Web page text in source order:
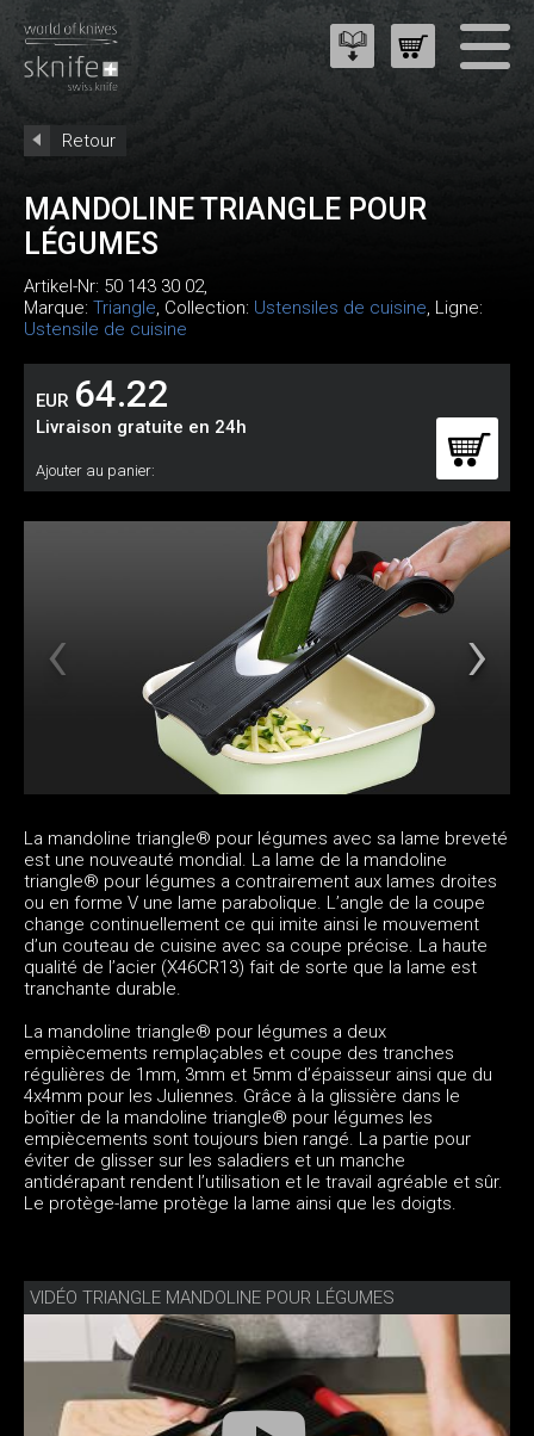
Retour
MANDOLINE TRIANGLE POUR
LÉGUMES
Artikel-Nr: 50 143 30 02,
Marque: Triangle, Collection: Ustensiles de cuisine, Ligne:
Ustensile de cuisine
EUR 64.22
Livraison gratuite en 24h
Ajouter au panier:
La mandoline triangle® pour légumes avec sa lame breveté
est une nouveauté mondial. La lame de la mandoline
triangle® pour légumes a contrairement aux lames droites
ou en forme V une lame parabolique. L’angle de la coupe
change continuellement ce qui imite ainsi le mouvement
d’un couteau de cuisine avec sa coupe précise. La haute
qualité de l’acier (X46CR13) fait de sorte que la lame est
tranchante durable.
La mandoline triangle® pour légumes a deux
empiècements remplaçables et coupe des tranches
régulières de 1mm, 3mm et 5mm d’épaisseur ainsi que du
4x4mm pour les Juliennes. Grâce à la glissière dans le
boîtier de la mandoline triangle® pour légumes les
empiècements sont toujours bien rangé. La partie pour
éviter de glisser sur les saladiers et un manche
antidérapant rendent l’utilisation et le travail agréable et sûr.
Le protège-lame protège la lame ainsi que les doigts.
VIDÉO TRIANGLE MANDOLINE POUR LÉGUMES